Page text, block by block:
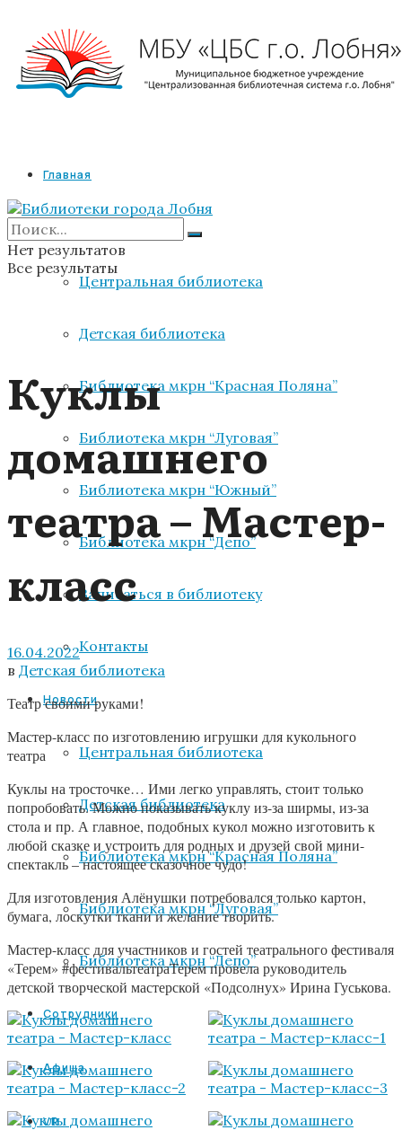
Главная
Библиотеки
Центральная библиотека
Детская библиотека
Библиотека мкрн “Красная Поляна”
Библиотека мкрн “Луговая”
Библиотека мкрн “Южный”
Библиотека мкрн “Депо”
Записаться в библиотеку
Контакты
Новости
Центральная библиотека
Детская библиотека
Библиотека мкрн “Красная Поляна”
Библиотека мкрн “Луговая”
Библиотека мкрн “Депо”
Сотрудники
Афиша
VR
Нет результатов
Все результаты
Куклы
домашнего
театра – Мастер-
класс
16.04.2022
в Детская библиотека
Театр своими руками!
Мастер-класс по изготовлению игрушки для кукольного
театра
Куклы на тросточке… Ими легко управлять, стоит только
попробовать. Можно показывать куклу из-за ширмы, из-за
стола и пр. А главное, подобных кукол можно изготовить к
любой сказке и устроить для родных и друзей свой мини-
спектакль – настоящее сказочное чудо!
Для изготовления Алёнушки потребовался только картон,
бумага, лоскутки ткани и желание творить.
Мастер-класс для участников и гостей театрального фестиваля
«Терем» #фестивальтеатраТерем провела руководитель
детской творческой мастерской «Подсолнух» Ирина Гуськова.